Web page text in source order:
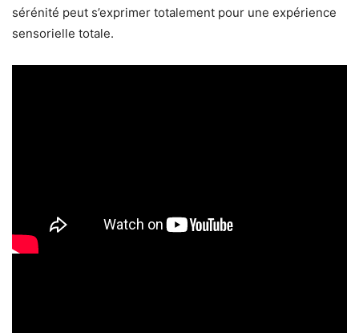
sérénité peut s’exprimer totalement pour une expérience
sensorielle totale.